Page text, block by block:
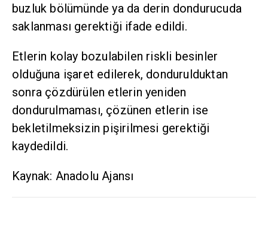
buzluk bölümünde ya da derin dondurucuda
saklanması gerektiği ifade edildi.
Etlerin kolay bozulabilen riskli besinler
olduğuna işaret edilerek, dondurulduktan
sonra çözdürülen etlerin yeniden
dondurulmaması, çözünen etlerin ise
bekletilmeksizin pişirilmesi gerektiği
kaydedildi.
Kaynak: Anadolu Ajansı